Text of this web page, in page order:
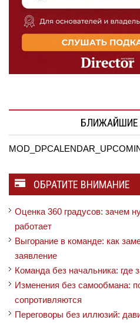
БЛИЖАЙШИЕ
ОБРАТИТЕ ВНИМАНИЕ
Оценка 360 градусов: зачем
работает
Выгорание в команде: как
заявление
Команда без начальника: где
Изменения без самообмана:
сопротивляются
Переговоры без иллюзий: